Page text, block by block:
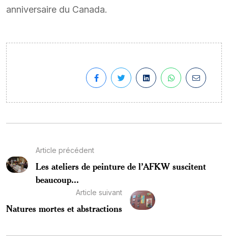
anniversaire du Canada.
Article précédent
Les ateliers de peinture de l’AFKW suscitent
beaucoup...
Article suivant
Natures mortes et abstractions